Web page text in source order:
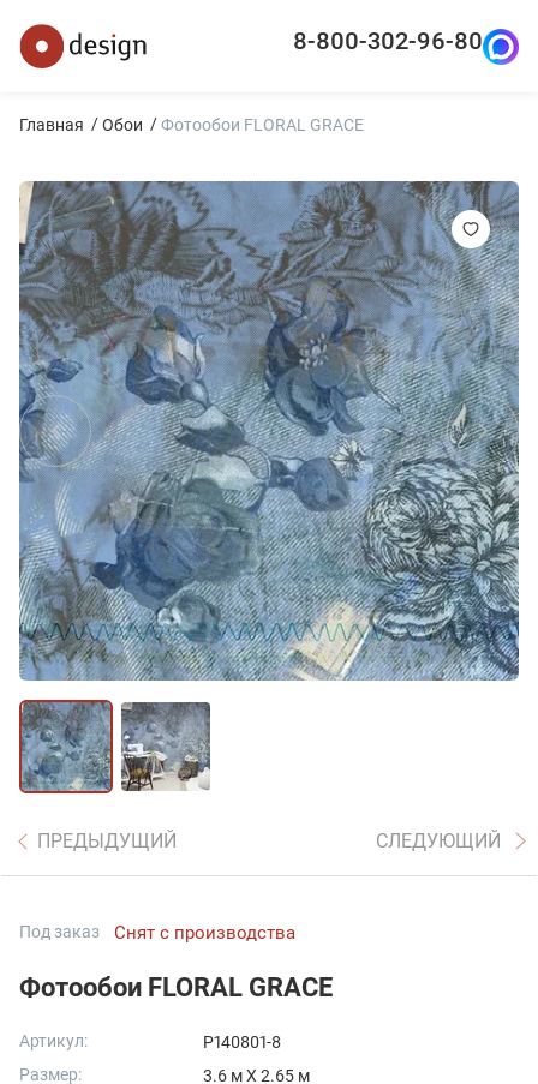
8-800-302-96-80
Главная Обои Фотообои FLORAL GRACE
ПРЕДЫДУЩИЙ СЛЕДУЮЩИЙ
Под заказ Снят с производства
Фотообои FLORAL GRACE
Артикул:
P140801-8
Размер:
3.6 м X 2.65 м